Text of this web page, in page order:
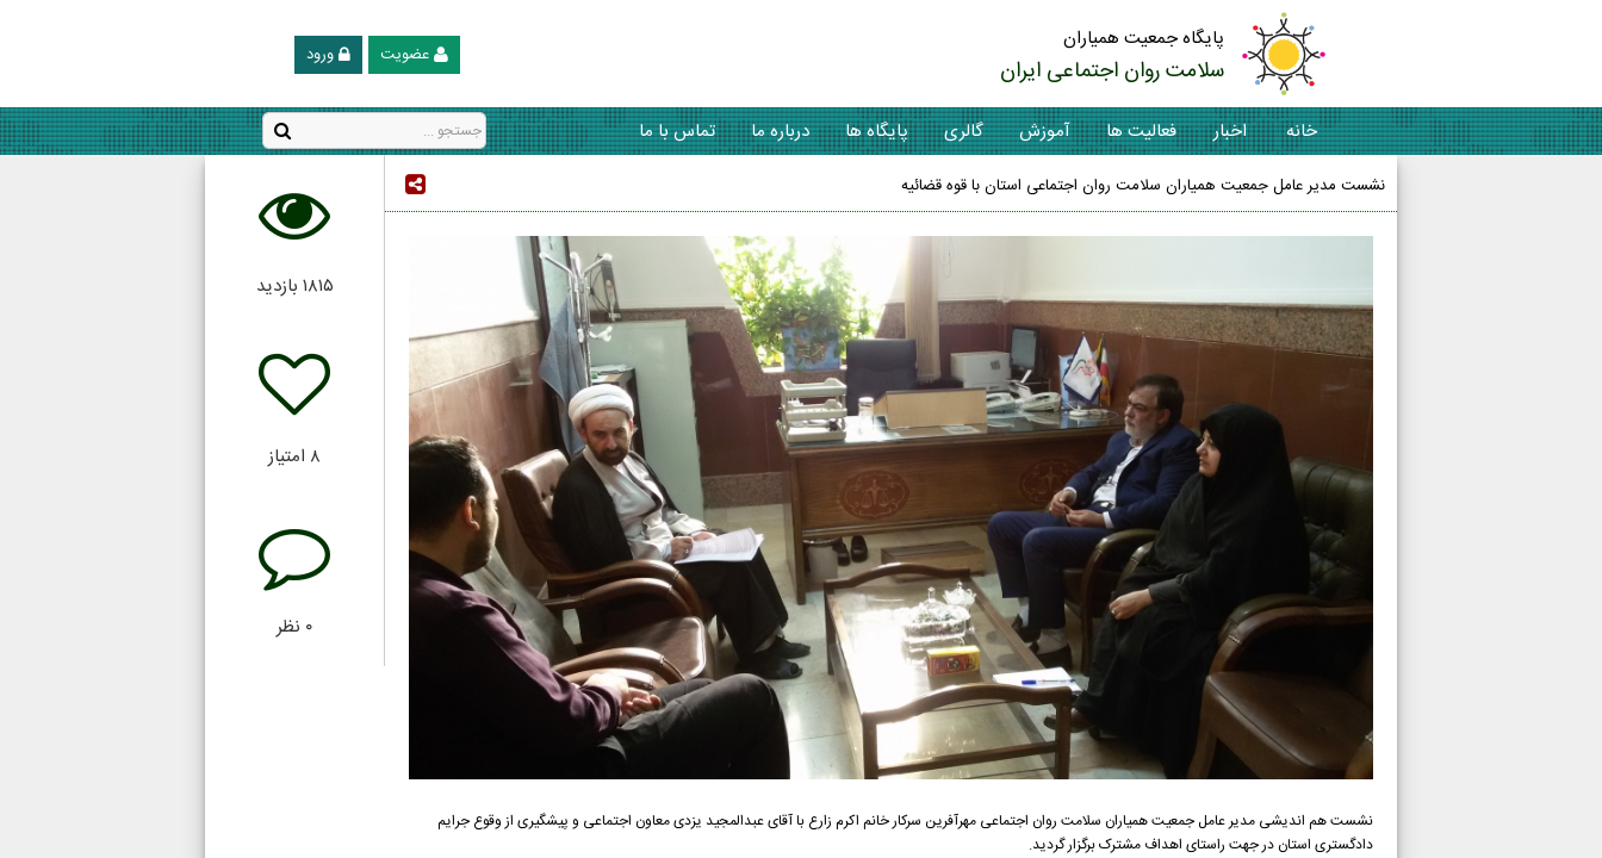
پایگاه جمعیت همیاران
سلامت روان اجتماعی ایران ورود عضویت
خانه اخبار فعالیت ها آموزش گالری پایگاه ها درباره ما تماس با ما
نشست مدیر عامل جمعیت همیاران سلامت روان اجتماعی استان با قوه قضائیه
نشست هم اندیشی مدیر عامل جمعیت همیاران سلامت روان اجتماعی مهرآفرین سرکار خانم اکرم زارع با آقای عبدالمجید یزدی معاون اجتماعی و پیشگیری از وقوع جرایم
دادگستری استان در جهت راستای اهداف مشترک برگزار گردید.
۱۸۱۵ بازدید
۸ امتیاز
۰ نظر